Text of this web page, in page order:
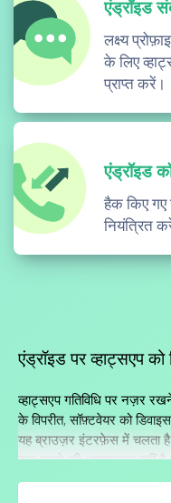
एंड्रॉइड
लक्ष्य
के लिए
प्राप्त करें।
एंड्रॉइड
हैक किए गए
नियंत्रित
एंड्रॉइड पर व्हाट्सएप
व्हाट्सएप गतिविधि पर नज़र
के विपरीत, सॉफ़्टवेयर को
यह ब्राउज़र इंटरफ़ेस में चलता
रूट करने की आवश्यकता नहीं है।
एप्लिकेशन के उपयोग को सरल